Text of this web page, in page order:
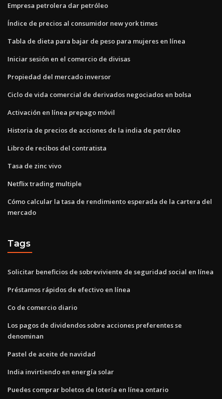
Empresa petrolera dar petróleo
Índice de precios al consumidor new york times
Tabla de dieta para bajar de peso para mujeres en línea
Iniciar sesión en el comercio de divisas
Propiedad del mercado inversor
Ciclo de vida comercial de derivados negociados en bolsa
Activación en línea prepago móvil
Historia de precios de acciones de la india de petróleo
Libro de recibos del contratista
Tasa de zinc vivo
Netflix trading multiple
Cómo calcular la tasa de rendimiento esperada de la cartera del
mercado
Tags
Solicitar beneficios de sobreviviente de seguridad social en línea
Préstamos rápidos de efectivo en línea
Co de comercio diario
Los pagos de dividendos sobre acciones preferentes se
denominan
Pastel de aceite de navidad
India invirtiendo en energía solar
Puedes comprar boletos de lotería en línea ontario